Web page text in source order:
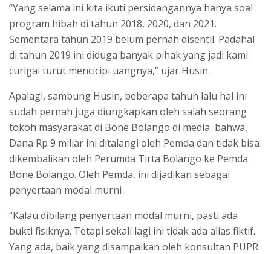
“Yang selama ini kita ikuti persidangannya hanya soal
program hibah di tahun 2018, 2020, dan 2021.
Sementara tahun 2019 belum pernah disentil. Padahal
di tahun 2019 ini diduga banyak pihak yang jadi kami
curigai turut mencicipi uangnya,” ujar Husin.
Apalagi, sambung Husin, beberapa tahun lalu hal ini
sudah pernah juga diungkapkan oleh salah seorang
tokoh masyarakat di Bone Bolango di media bahwa,
Dana Rp 9 miliar ini ditalangi oleh Pemda dan tidak bisa
dikembalikan oleh Perumda Tirta Bolango ke Pemda
Bone Bolango. Oleh Pemda, ini dijadikan sebagai
penyertaan modal murni .
“Kalau dibilang penyertaan modal murni, pasti ada
bukti fisiknya. Tetapi sekali lagi ini tidak ada alias fiktif.
Yang ada, baik yang disampaikan oleh konsultan PUPR